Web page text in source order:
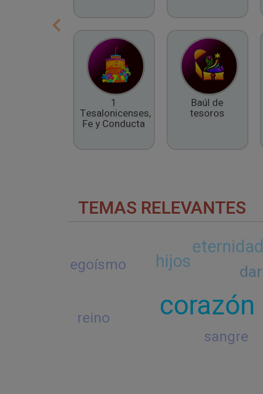
1
Tesalonicenses,
Fe y Conducta
Baúl de
tesoros
TEMAS RELEVANTES
corazón
eternidad
hijos
dar
egoísmo
sangre
reino